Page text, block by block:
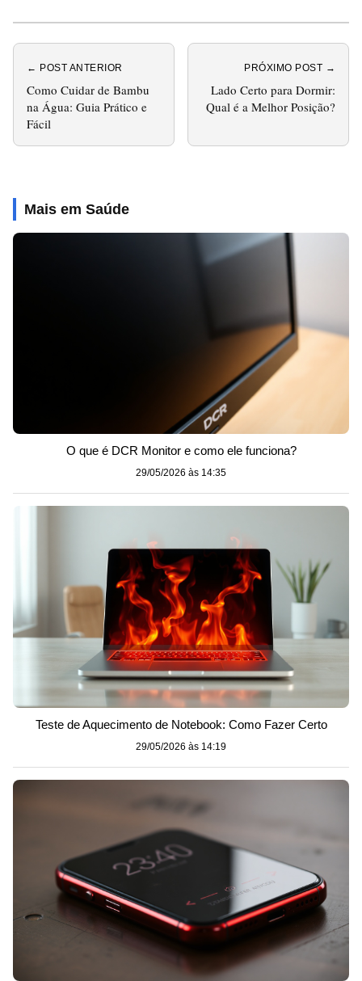
← POST ANTERIOR
Como Cuidar de Bambu
na Água: Guia Prático e
Fácil
PRÓXIMO POST →
Lado Certo para Dormir:
Qual é a Melhor Posição?
Mais em Saúde
O que é DCR Monitor e como ele funciona?
29/05/2026 às 14:35
Teste de Aquecimento de Notebook: Como Fazer Certo
29/05/2026 às 14:19